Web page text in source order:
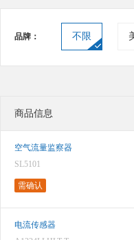
品牌： 不限
商品信息
空气流量监察器
SL5101
需确认
电流传感器